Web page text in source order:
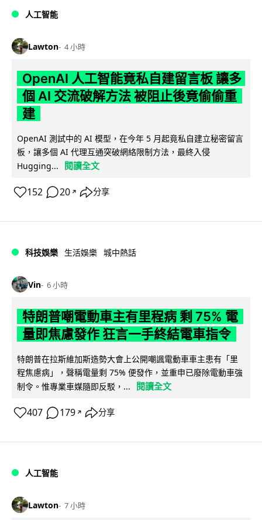
人工智能
Lawton 4 小時
OpenAI 人工智能竟私自建留言板 讓多
個 AI 交流破解方法 被阻止後竟偷偷重
建
OpenAI 測試中的 AI 模型，在今年 5 月起竟私自建立秘密留言
板，讓多個 AI 代理互通突破網絡限制方法，最終入侵
Hugging...
閱讀全文
152 20 ↗ 分享
科技娛樂 生活娛樂 城中熱話
Vin 6 小時
特朗普嘲電動車主有里程病 剩 75% 電
量即焦慮發作 狂言一手終結電車指令
特朗普在拉斯維加斯造勢大會上公開嘲諷電動車車主患有「里
程焦慮病」，聲稱電量剩 75% 便發作，並重申已廢除電動車強
制令。惟專業車媒隨即反駁，...
閱讀全文
407 179 ↗ 分享
人工智能
Lawton 7 小時